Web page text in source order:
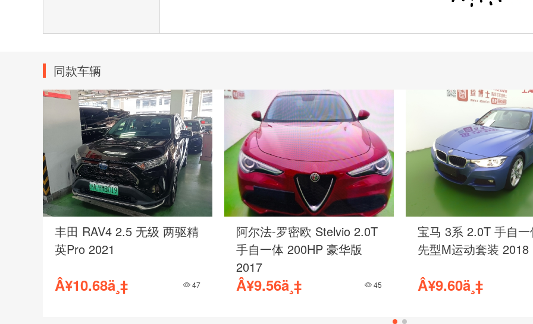
同款车辆
路虎 发现神行 2.0T 手自一
体 240PS PURE 2018
Â¥7.58ä¸‡ 5
路虎 发现神行 2.0T 手自一
体 HSE 2017
Â¥7.98ä¸‡ 1189
路虎 揽胜极光 2.0T
体 240PS SE 智耀版
Â¥9.98ä¸‡